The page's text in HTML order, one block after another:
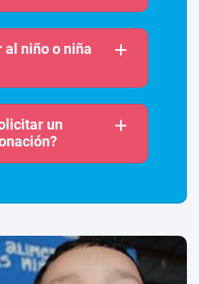
al niño o niña
un